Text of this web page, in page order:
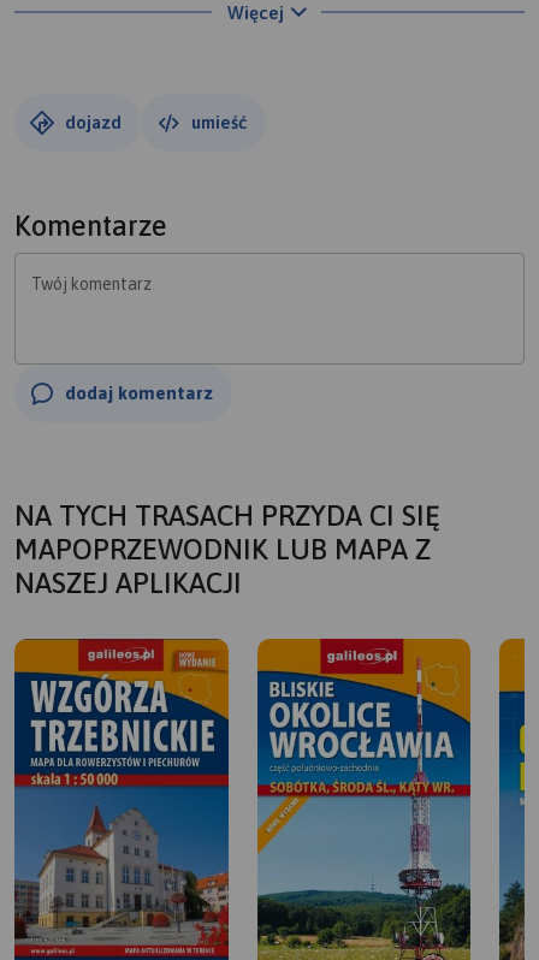
Więcej
dojazd umieść
Komentarze
Twój komentarz
dodaj komentarz
NA TYCH TRASACH PRZYDA CI SIĘ
MAPOPRZEWODNIK LUB MAPA Z
NASZEJ APLIKACJI